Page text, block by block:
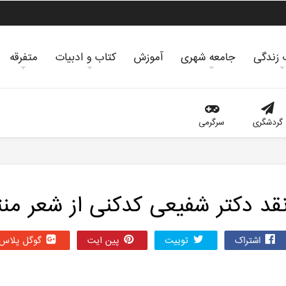
جامعه شهری آموزش کتاب و ادبیات متفرقه
گردشگری سرگرمی
دکتر شفیعی کدکنی از شعر
اشتراک توییت پین ایت گوگل‌